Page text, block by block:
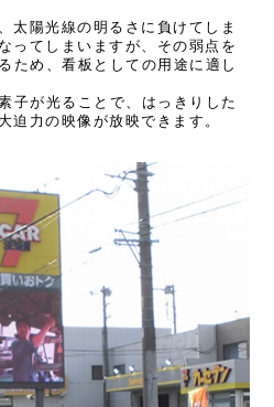
太陽光線の明るさに負けてしま
ってしまいますが、その弱点を
ため、看板としての用途に適し
子が光ることで、はっきりした
迫力の映像が放映できます。